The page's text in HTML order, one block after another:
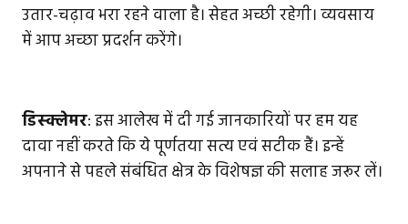
उतार-चढ़ाव भरा रहने वाला है। सेहत अच्छी रहेगी। व्यवसाय
में आप अच्छा प्रदर्शन करेंगे।
डिस्क्लेमर: इस आलेख में दी गई जानकारियों पर हम यह
दावा नहीं करते कि ये पूर्णतया सत्य एवं सटीक हैं। इन्हें
अपनाने से पहले संबंधित क्षेत्र के विशेषज्ञ की सलाह जरूर लें।